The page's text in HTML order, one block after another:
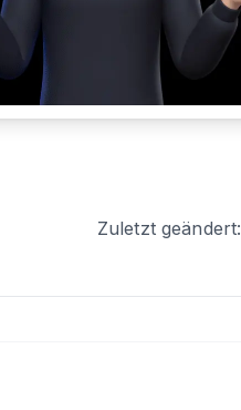
Zuletzt geändert: